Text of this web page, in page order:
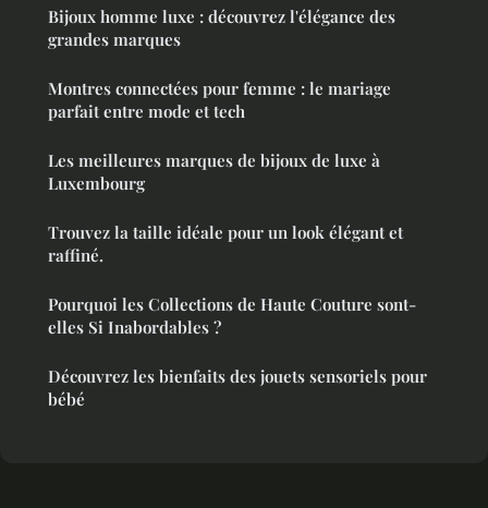
Bijoux homme luxe : découvrez l'élégance des
grandes marques
Montres connectées pour femme : le mariage
parfait entre mode et tech
Les meilleures marques de bijoux de luxe à
Luxembourg
Trouvez la taille idéale pour un look élégant et
raffiné.
Pourquoi les Collections de Haute Couture sont-
elles Si Inabordables ?
Découvrez les bienfaits des jouets sensoriels pour
bébé